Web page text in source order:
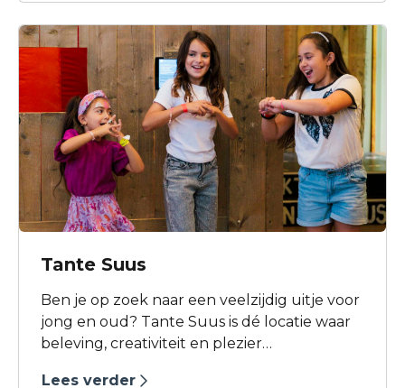
Tumbling Lane of een rond aflopende
Waterfall Trampoline. Voor elk niveau en
elke leeftijd zijn er onwijs veel
mogelijkheden. Elke Jumpsquare vestiging
is uniek en heeft een eigen mix aan
attracties. Hoe hoog spring jij de hoogte in?
Tante Suus
Ben je op zoek naar een veelzijdig uitje voor
jong en oud? Tante Suus is dé locatie waar
beleving, creativiteit en plezier
Lees verder